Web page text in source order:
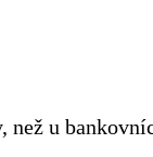
než u